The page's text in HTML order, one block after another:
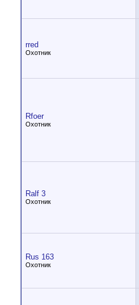
rred
Охотник
Rfoer
Охотник
Ralf 3
Охотник
Rus 163
Охотник